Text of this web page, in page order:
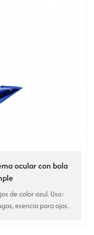
ocular con bola
de color azul. Uso:
esencia para ojos.